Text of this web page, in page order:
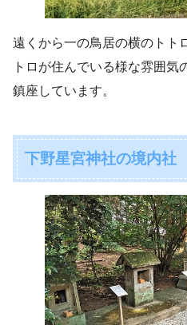
遠くから一の鳥居の横のトト
トロが住んでいる様な雰囲
鎮座しています。
下野星宮神社の境内社